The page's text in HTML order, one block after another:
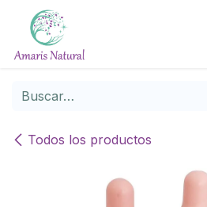
Ir al contenido
Todos los productos